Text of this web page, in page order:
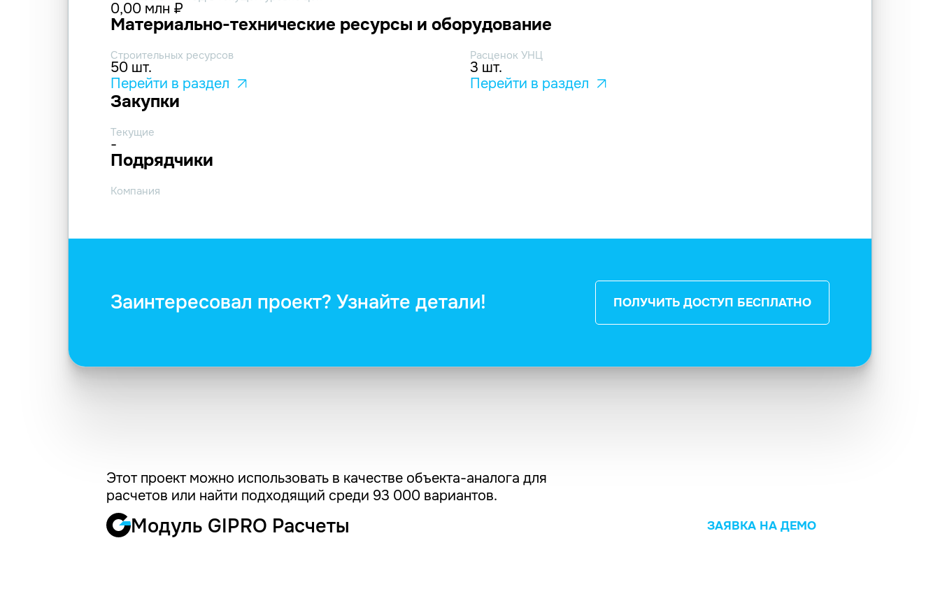
0,00 млн ₽
Материально-технические ресурсы и оборудование
Строительных ресурсов
50 шт.
Перейти в раздел
Расценок УНЦ
3 шт.
Перейти в раздел
Закупки
Текущие
-
Подрядчики
Компания
Заинтересовал проект? Узнайте детали! ПОЛУЧИТЬ ДОСТУП БЕСПЛАТНО
Этот проект можно использовать в качестве объекта-аналога для
расчетов или найти подходящий среди 93 000 вариантов.
Модуль GIPRO Расчеты ЗАЯВКА НА ДЕМО